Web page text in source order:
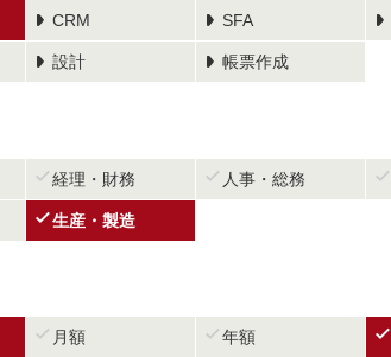
CRM SFA
設計 帳票作成
 経理・財務  人事・総務 
生産・製造
 月額  年額 